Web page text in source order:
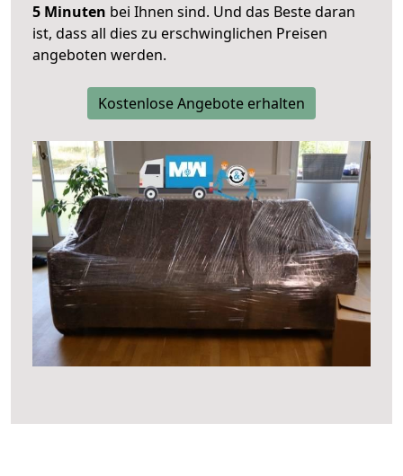
5 Minuten bei Ihnen sind. Und das Beste daran
ist, dass all dies zu erschwinglichen Preisen
angeboten werden.
Kostenlose Angebote erhalten